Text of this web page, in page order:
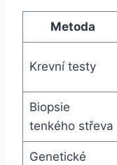
Metoda
Krevní testy
Biopsie
tenkého střeva
Genetické